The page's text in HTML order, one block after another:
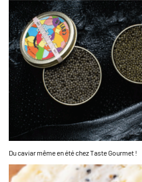
Du caviar même en été chez Taste Gourmet !